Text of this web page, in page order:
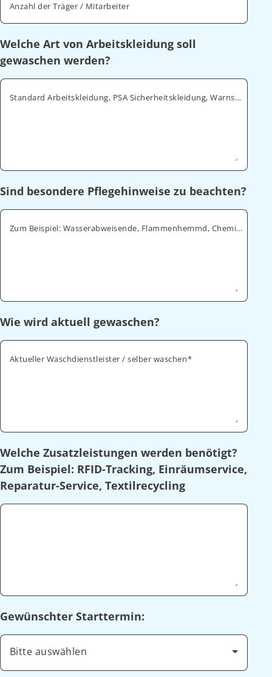
Anzahl der Träger / Mitarbeiter
Welche Art von Arbeitskleidung soll
gewaschen werden?
Standard Arbeitskleidung, PSA Sicherheitskleidung, Warnschutz, ESD
Sind besondere Pflegehinweise zu beachten?
Zum Beispiel: Wasserabweisende, Flammenhemmd, Chemikalienabweisende
Wie wird aktuell gewaschen?
Aktueller Waschdienstleister / selber waschen
Welche Zusatzleistungen werden benötigt?
Zum Beispiel: RFID-Tracking, Einräumservice,
Reparatur-Service, Textilrecycling
Gewünschter Starttermin:
Bitte auswählen